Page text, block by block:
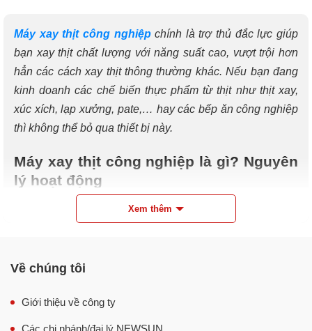
hợp các cách nấu xôi lá dứa thơm ngon, lên chuẩn màu
Máy xay thịt công nghiệpchính là trợ thủ đắc lực giúp
bạn xay thịt chất lượng với năng suất cao, vượt trội hơn
hẳn các cách xay thịt thông thường khác. Nếu bạn đang
kinh doanh các chế biến thực phẩm từ thịt như thịt xay,
xúc xích, lạp xưởng, pate,… hay các bếp ăn công nghiệp
thì không thể bỏ qua thiết bị này.
Máy xay thịt công nghiệp là gì? Nguyên
lý hoạt động
Máy xay thịt công nghiệp là thiết bị chuyên dùng để xay
thịt với sản lượng lớn. Các loại máy xay được trang bị
hoạt động liên tục mà không xảy ra hỏng hóc, trục trặc.
Đặc biệt, máy không chỉ xay được thịt mà còn có thể điều
Xem thêm
Về chúng tôi
Giới thiệu về công ty